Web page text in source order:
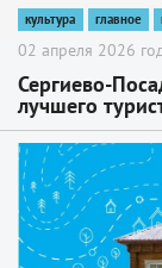
культура главное
02 апреля 2026
Сергиево-
лучшего
2